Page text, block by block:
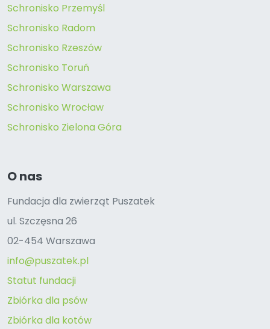
Schronisko Przemyśl
Schronisko Radom
Schronisko Rzeszów
Schronisko Toruń
Schronisko Warszawa
Schronisko Wrocław
Schronisko Zielona Góra
O nas
Fundacja dla zwierząt Puszatek
ul. Szczęsna 26
02-454 Warszawa
info@puszatek.pl
Statut fundacji
Zbiórka dla psów
Zbiórka dla kotów